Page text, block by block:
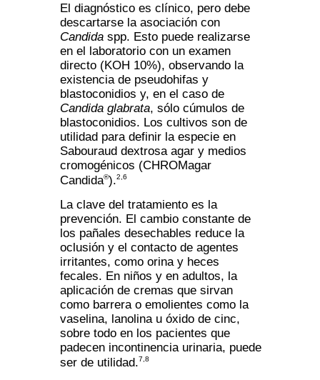
El diagnóstico es clínico, pero debe
descartarse la asociación con
Candida spp. Esto puede realizarse
en el laboratorio con un examen
directo (KOH 10%), observando la
existencia de pseudohifas y
blastoconidios y, en el caso de
Candida glabrata, sólo cúmulos de
blastoconidios. Los cultivos son de
utilidad para definir la especie en
Sabouraud dextrosa agar y medios
cromogénicos (CHROMagar
Candida®).2,6
La clave del tratamiento es la
prevención. El cambio constante de
los pañales desechables reduce la
oclusión y el contacto de agentes
irritantes, como orina y heces
fecales. En niños y en adultos, la
aplicación de cremas que sirvan
como barrera o emolientes como la
vaselina, lanolina u óxido de cinc,
sobre todo en los pacientes que
padecen incontinencia urinaria, puede
ser de utilidad.7,8